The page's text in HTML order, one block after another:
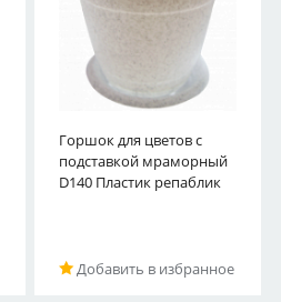
Горшок для цветов с
подставкой мраморный
D140 Пластик репаблик
Добавить в избранное